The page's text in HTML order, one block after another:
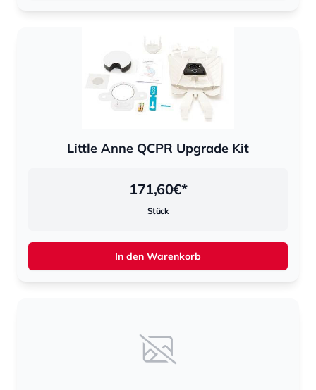
Little Anne QCPR Upgrade Kit
171,60€*
Stück
In den Warenkorb